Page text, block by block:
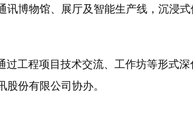
博物馆、展厅及智能生产线，沉浸
工程项目技术交流、工作坊等形式深
份有限公司协办。